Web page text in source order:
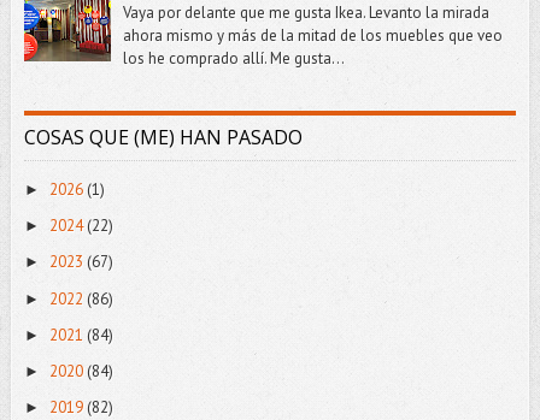
Vaya por delante que me gusta Ikea. Levanto la mirada
ahora mismo y más de la mitad de los muebles que veo
los he comprado allí. Me gusta...
COSAS QUE (ME) HAN PASADO
► 2026 (1)
► 2024(22)
► 2023 (67)
► 2022 (86)
► 2021 (84)
► 2020 (84)
► 2019 (82)